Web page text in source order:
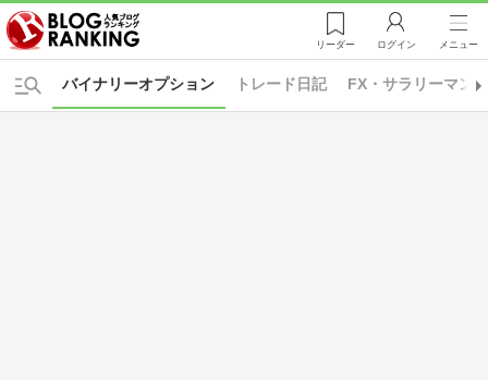
リーダー ログイン メニュー
トレード日記 FX・サラリーマン
バイナリーオプション